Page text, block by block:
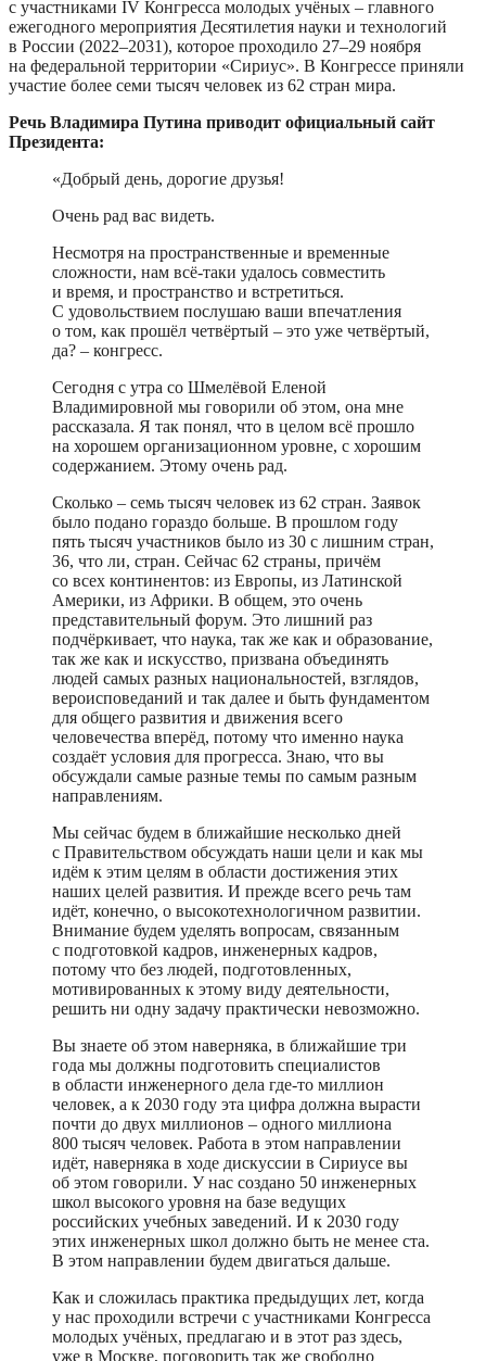
с участниками IV Конгресса молодых учёных – главного
ежегодного мероприятия Десятилетия науки и технологий
в России (2022–2031), которое проходило 27–29 ноября
на федеральной территории «Сириус». В Конгрессе приняли
участие более семи тысяч человек из 62 стран мира.
Речь Владимира Путина приводит официальный сайт
Президента:
«Добрый день, дорогие друзья!
Очень рад вас видеть.
Несмотря на пространственные и временные
сложности, нам всё-таки удалось совместить
и время, и пространство и встретиться.
С удовольствием послушаю ваши впечатления
о том, как прошёл четвёртый – это уже четвёртый,
да? – конгресс.
Сегодня с утра со Шмелёвой Еленой
Владимировной мы говорили об этом, она мне
рассказала. Я так понял, что в целом всё прошло
на хорошем организационном уровне, с хорошим
содержанием. Этому очень рад.
Сколько – семь тысяч человек из 62 стран. Заявок
было подано гораздо больше. В прошлом году
пять тысяч участников было из 30 с лишним стран,
36, что ли, стран. Сейчас 62 страны, причём
со всех континентов: из Европы, из Латинской
Америки, из Африки. В общем, это очень
представительный форум. Это лишний раз
подчёркивает, что наука, так же как и образование,
так же как и искусство, призвана объединять
людей самых разных национальностей, взглядов,
вероисповеданий и так далее и быть фундаментом
для общего развития и движения всего
человечества вперёд, потому что именно наука
создаёт условия для прогресса. Знаю, что вы
обсуждали самые разные темы по самым разным
направлениям.
Мы сейчас будем в ближайшие несколько дней
с Правительством обсуждать наши цели и как мы
идём к этим целям в области достижения этих
наших целей развития. И прежде всего речь там
идёт, конечно, о высокотехнологичном развитии.
Внимание будем уделять вопросам, связанным
с подготовкой кадров, инженерных кадров,
потому что без людей, подготовленных,
мотивированных к этому виду деятельности,
решить ни одну задачу практически невозможно.
Вы знаете об этом наверняка, в ближайшие три
года мы должны подготовить специалистов
в области инженерного дела где-то миллион
человек, а к 2030 году эта цифра должна вырасти
почти до двух миллионов – одного миллиона
800 тысяч человек. Работа в этом направлении
идёт, наверняка в ходе дискуссии в Сириусе вы
об этом говорили. У нас создано 50 инженерных
школ высокого уровня на базе ведущих
российских учебных заведений. И к 2030 году
этих инженерных школ должно быть не менее ста.
В этом направлении будем двигаться дальше.
Как и сложилась практика предыдущих лет, когда
у нас проходили встречи с участниками Конгресса
молодых учёных, предлагаю и в этот раз здесь,
уже в Москве, поговорить так же свободно